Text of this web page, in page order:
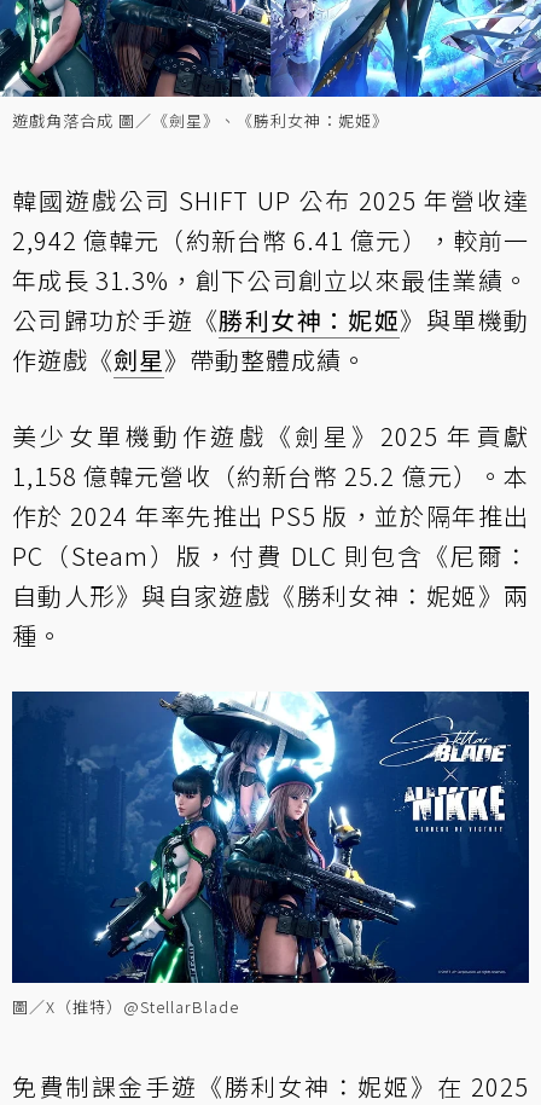
遊戲角落合成 圖／《劍星》、《勝利女神：妮姬》
韓國遊戲公司 SHIFT UP 公布 2025 年營收達
2,942 億韓元（約新台幣 6.41 億元），較前一
年成長 31.3%，創下公司創立以來最佳業績。
公司歸功於手遊《勝利女神：妮姬》與單機動
作遊戲《劍星》帶動整體成績。
美少女單機動作遊戲《劍星》2025 年貢獻
1,158 億韓元營收（約新台幣 25.2 億元）。本
作於 2024 年率先推出 PS5 版，並於隔年推出
PC（Steam）版，付費 DLC 則包含《尼爾：
自動人形》與自家遊戲《勝利女神：妮姬》兩
種。
圖／X（推特）@StellarBlade
免費制課金手遊《勝利女神：妮姬》在 2025